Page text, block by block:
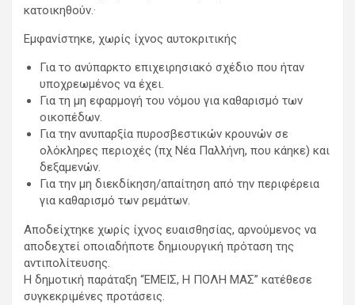
κατοικηθούν.·
Εμφανίστηκε, χωρίς ίχνος αυτοκριτικής
Για το ανύπαρκτο επιχειρησιακό σχέδιο που ήταν
υποχρεωμένος να έχει.
Για τη μη εφαρμογή του νόμου για καθαρισμό των
οικοπέδων.
Για την ανυπαρξία πυροσβεστικών κρουνών σε
ολόκληρες περιοχές (πχ Νέα Παλλήνη, που κάηκε) και
δεξαμενών.
Για την μη διεκδίκηση/απαίτηση από την περιφέρεια
για καθαρισμό των ρεμάτων.
Αποδείχτηκε χωρίς ίχνος ευαισθησίας, αρνούμενος να
αποδεχτεί οποιαδήποτε δημιουργική πρόταση της
αντιπολίτευσης.
Η δημοτική παράταξη “ΕΜΕΙΣ, Η ΠΟΛΗ ΜΑΣ” κατέθεσε
συγκεκριμένες προτάσεις.